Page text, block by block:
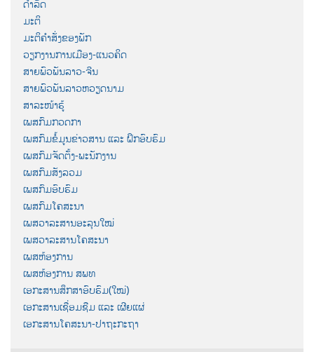
ດຳລັດ
ມະຕິ
ມະຕິຄຳສັ່ງຂອງພັກ
ວຽກງານການເມືອງ-ແນວຄິດ
ສາຍພົວພັນລາວ-ຈີນ
ສາຍພົວພັນລາວຫວຽດນາມ
ສາລະໜ້າຮູ້
ເພສກົມກວດກາ
ເພສກົມຂໍ້ມູນຂ່າວສານ ແລະ ຝຶກອົບຮົມ
ເພສກົມຈັດຕັ້ງ-ພະນັກງານ
ເພສກົມສັງລວມ
ເພສກົມອົບຮົມ
ເພສກົມໂຄສະນາ
ເພສວາລະສານອະລຸນໃໝ່
ເພສວາລະສານໂຄສະນາ
ເພສຫ້ອງການ
ເພສຫ້ອງການ ສພທ
ເອກະສານສຶກສາອົບຮົມ(ໃໝ່)
ເອກະສານເຊື່ອມຊືມ ແລະ ເຜີຍແຜ່
ເອກະສານໂຄສະນາ-ປາຖະກະຖາ